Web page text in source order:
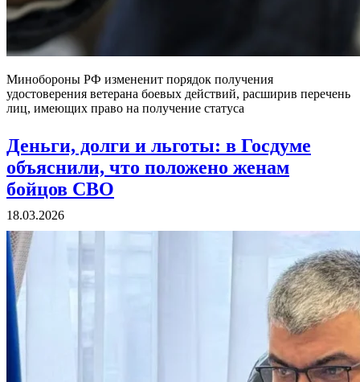
Минобороны РФ измененит порядок получения
удостоверения ветерана боевых действий, расширив перечень
лиц, имеющих право на получение статуса
Деньги, долги и льготы: в Госдуме
объяснили, что положено женам
бойцов СВО
18.03.2026